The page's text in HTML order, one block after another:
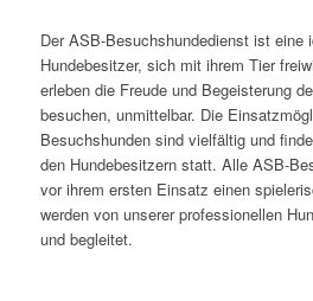
Der ASB-Besuchshundedienst ist eine
Hundebesitzer, sich mit ihrem Tier
erleben die Freude und Begeisterung
besuchen, unmittelbar. Die
Besuchshunden sind vielfältig und
den Hundebesitzern statt. Alle ASB-
vor ihrem ersten Einsatz einen
werden von unserer professionellen
und begleitet.